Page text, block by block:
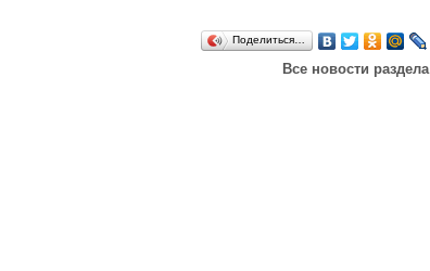
Поделиться…
Все новости раздела